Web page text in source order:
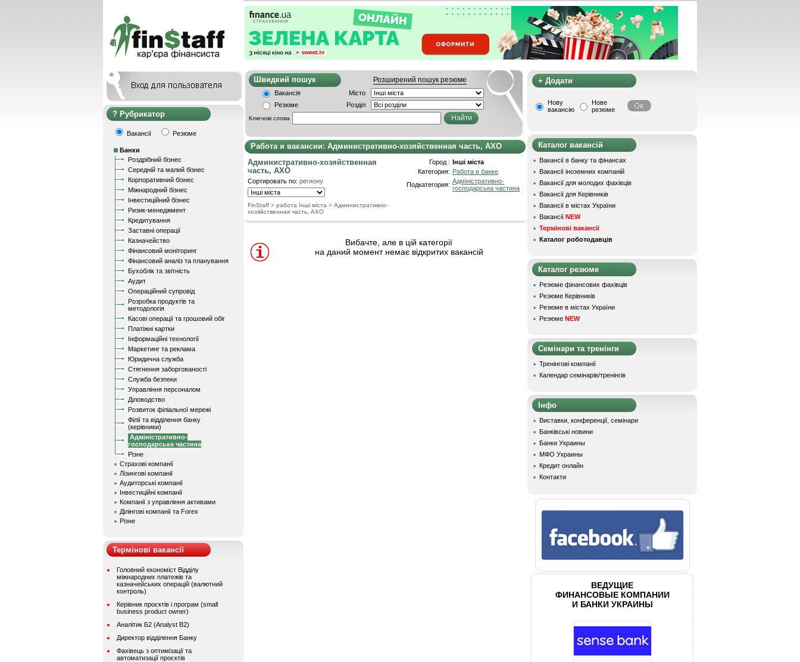
Рубрикатор
Вакансії Резюме
Банки
Роздрібний бізнес
Середній та малий бізнес
Корпоративний бізнес
Міжнародний бізнес
Інвестиційний бізнес
Ризик-менеджмент
Кредитування
Заставні операції
Казначейство
Фінансовий моніторинг
Фінансовий аналіз та планування
Бухоблік та звітність
Аудит
Операційний супровід
Розробка продуктів та
методологія
Касові операції та грошовий обіг
Платіжні картки
Інформаційні технології
Маркетинг та реклама
Юридична служба
Стягнення заборгованості
Служба безпеки
Управління персоналом
Діловодство
Розвиток філіальної мережі
Філії та відділення банку
(керівники)
Адміністративно-
господарська частина
Різне
Страхові компанії
Лізингові компанії
Аудиторські компанії
Інвестиційні компанії
Компанії з управління активами
Ділінгові компанії та Forex
Різне
Термінові вакансії
Головний економіст Відділу
міжнародних платежів та
казначейських операцій (валютний
контроль)
Керівник проєктів і програм (small
business product owner)
Аналітик Б2 (Analyst B2)
Директор відділення Банку
Фахівець з оптимізації та
автоматизації проєктів
Швидкий пошук Розширений пошук резюме
Вакансія
Місто
Резюме
Розділ
Ключові слова
Работа и вакансии: Административно-хозяйственная часть, АХО
Административно-хозяйственная
часть, АХО
Сортировать по: региону
FinStaff > работа Інші міста > Административно-
хозяйственная часть, АХО
Город : Інші міста
Категория: Работа в банке
Подкатегория: Адміністративно-
господарська частина
Вибачте, але в цій категорії
на даний момент немає відкритих вакансій
+ Додати
Нову
вакансію
Нове
резюме
Каталог вакансій
Вакансії в банку та фінансах
Вакансії іноземних компаній
Вакансії для молодих фахівців
Вакансії для Керівників
Вакансії в містах України
Вакансії NEW
Термінові вакансії
Каталог роботодавців
Каталог резюме
Резюме фінансових фахівців
Резюме Керівників
Резюме в містах України
Резюме NEW
Семінари та тренінги
Тренінгові компанії
Календар семінарів/тренінгів
Інфо
Виставки, конференції, семінари
Банківські новини
Банки Украины
МФО Украины
Кредит онлайн
Контакти
ВЕДУЩИЕ
ФИНАНСОВЫЕ КОМПАНИИ
И БАНКИ УКРАИНЫ